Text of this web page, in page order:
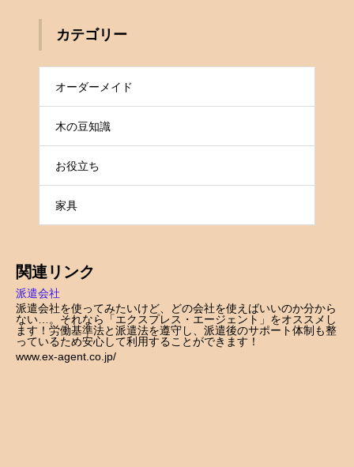
カテゴリー
オーダーメイド
木の豆知識
お役立ち
家具
関連リンク
派遣会社
派遣会社を使ってみたいけど、どの会社を使えばいいのか分から
ない…。それなら「エクスプレス・エージェント」をオススメし
ます！労働基準法と派遣法を遵守し、派遣後のサポート体制も整
っているため安心して利用することができます！
www.ex-agent.co.jp/